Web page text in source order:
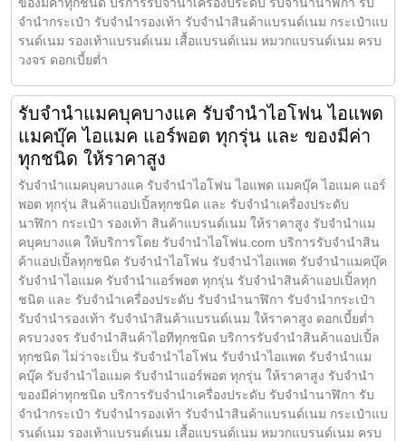
จำนำกระเป๋า รับจำนำรองเท้า รับจำนำสินค้าแบรนด์เนม กระเป๋าแบ
รนด์เนม รองเท้าแบรนด์เนม เสื้อแบรนด์เนม หมวกแบรนด์เนม ครบ
วงจร ดอกเบี้ยต่ำ
รับจำนำแมคบุคบางแค รับจำนำไอโฟน ไอแพด
แมคบุ๊ค ไอแมค แอร์พอต ทุกรุ่น และ ของมีค่า
ทุกชนิด ให้ราคาสูง
รับจำนำแมคบุคบางแค รับจำนำไอโฟน ไอแพด แมคบุ๊ค ไอแมค แอร์
พอต ทุกรุ่น สินค้าแอปเปิ้ลทุกชนิด และ รับจำนำเครื่องประดับ
นาฬิกา กระเป๋า รองเท้า สินค้าแบรนด์เนม ให้ราคาสูง รับจำนำแม
คบุคบางแค ให้บริการโดย รับจํานําไอโฟน.com บริการรับจำนำสิน
ค้าแอปเปิ้ลทุกชนิด รับจำนำไอโฟน รับจำนำไอแพด รับจำนำแมคบุ๊ค
รับจำนำไอแมค รับจำนำแอร์พอต ทุกรุ่น รับจำนำสินค้าแอปเปิ้ลทุก
ชนิด และ รับจำนำเครื่องประดับ รับจำนำนาฬิกา รับจำนำกระเป๋า
รับจำนำรองเท้า รับจำนำสินค้าแบรนด์เนม ให้ราคาสูง ดอกเบี้ยต่ำ
ครบวงจร รับจำนำสินค้าไอทีทุกชนิด บริการรับจำนำสินค้าแอปเปิ้ล
ทุกชนิด ไม่ว่าจะเป็น รับจำนำไอโฟน รับจำนำไอแพด รับจำนำแม
คบุ๊ค รับจำนำไอแมค รับจำนำแอร์พอต ทุกรุ่น ให้ราคาสูง รับจำนำ
ของมีค่าทุกชนิด บริการรับจำนำเครื่องประดับ รับจำนำนาฬิกา รับ
จำนำกระเป๋า รับจำนำรองเท้า รับจำนำสินค้าแบรนด์เนม กระเป๋าแบ
รนด์เนม รองเท้าแบรนด์เนม เสื้อแบรนด์เนม หมวกแบรนด์เนม ครบ